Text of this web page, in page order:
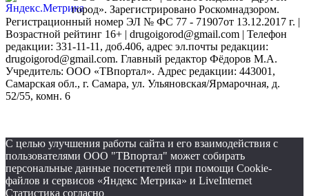
город». Зарегистрировано Роскомнадзором.
Регистрационный номер ЭЛ № ФС 77 - 71907от 13.12.2017 г. |
Возрастной рейтинг 16+ | drugoigorod@gmail.com | Телефон
редакции: 331-11-11, доб.406, адрес эл.почты редакции:
drugoigorod@gmail.com. Главный редактор Фёдоров М.А.
Учредитель: ООО «ТВпортал». Адрес редакции: 443001,
Самарская обл., г. Самара, ул. Ульяновская/Ярмарочная, д.
52/55, комн. 6
С целью улучшения работы сайта и его взаимодействия с
пользователями ООО "ТВпортал" может собирать
персональные данные посетителей при помощи Cookie-
файлов и сервисов «Яндекс Метрика» и LiveInternet
Статистика согласно